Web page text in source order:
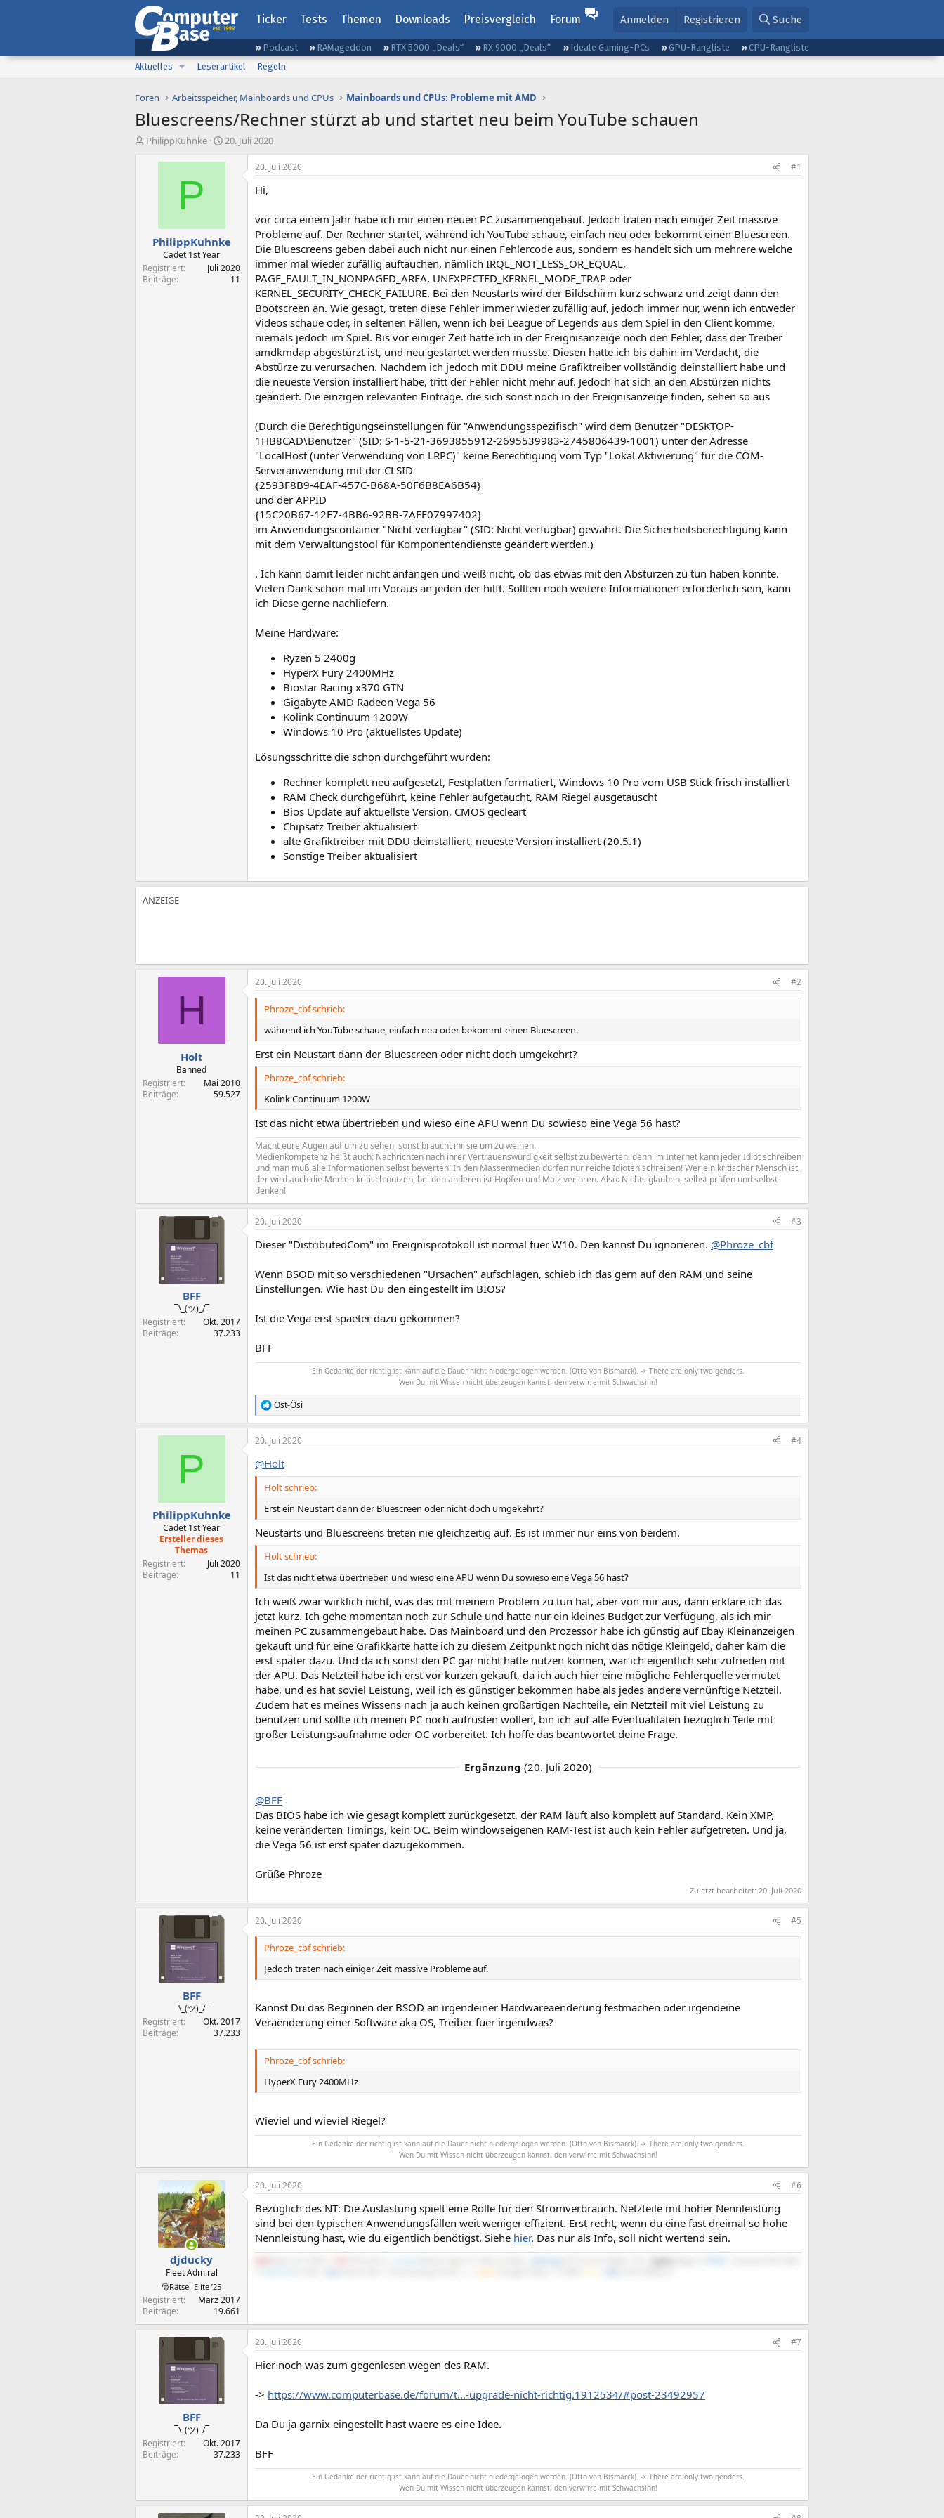
Ticker Tests Themen Downloads Preisvergleich Forum Anmelden Registrieren Suche
Podcast RAMageddon RTX 5000 „Deals“ RX 9000 „Deals“ Ideale Gaming-PCs GPU-Rangliste
CPU-Rangliste
Aktuelles
Leserartikel Regeln
Foren Arbeitsspeicher, Mainboards und CPUs Mainboards und CPUs: Probleme mit AMD
Bluescreens/Rechner stürzt ab und startet neu beim YouTube schauen
E
PhilippKuhnke
E
s
t
a
20. Juli 2020
P
PhilippKuhnke
Cadet 1st Year
Registriert
Juli 2020
Beiträge
11
20. Juli 2020 #1
Hi,
vor circa einem Jahr habe ich mir einen neuen PC zusammengebaut. Jedoch traten nach einiger Zeit massive
Probleme auf. Der Rechner startet, während ich YouTube schaue, einfach neu oder bekommt einen Bluescreen.
Die Bluescreens geben dabei auch nicht nur einen Fehlercode aus, sondern es handelt sich um mehrere welche
immer mal wieder zufällig auftauchen, nämlich IRQL_NOT_LESS_OR_EQUAL,
PAGE_FAULT_IN_NONPAGED_AREA, UNEXPECTED_KERNEL_MODE_TRAP oder
KERNEL_SECURITY_CHECK_FAILURE. Bei den Neustarts wird der Bildschirm kurz schwarz und zeigt dann den
Bootscreen an. Wie gesagt, treten diese Fehler immer wieder zufällig auf, jedoch immer nur, wenn ich entweder
Videos schaue oder, in seltenen Fällen, wenn ich bei League of Legends aus dem Spiel in den Client komme,
niemals jedoch im Spiel. Bis vor einiger Zeit hatte ich in der Ereignisanzeige noch den Fehler, dass der Treiber
amdkmdap abgestürzt ist, und neu gestartet werden musste. Diesen hatte ich bis dahin im Verdacht, die
Abstürze zu verursachen. Nachdem ich jedoch mit DDU meine Grafiktreiber vollständig deinstalliert habe und
die neueste Version installiert habe, tritt der Fehler nicht mehr auf. Jedoch hat sich an den Abstürzen nichts
geändert. Die einzigen relevanten Einträge. die sich sonst noch in der Ereignisanzeige finden, sehen so aus
(Durch die Berechtigungseinstellungen für "Anwendungsspezifisch" wird dem Benutzer "DESKTOP-
1HB8CAD\Benutzer" (SID: S-1-5-21-3693855912-2695539983-2745806439-1001) unter der Adresse
"LocalHost (unter Verwendung von LRPC)" keine Berechtigung vom Typ "Lokal Aktivierung" für die COM-
Serveranwendung mit der CLSID
{2593F8B9-4EAF-457C-B68A-50F6B8EA6B54}
und der APPID
{15C20B67-12E7-4BB6-92BB-7AFF07997402}
im Anwendungscontainer "Nicht verfügbar" (SID: Nicht verfügbar) gewährt. Die Sicherheitsberechtigung kann
mit dem Verwaltungstool für Komponentendienste geändert werden.)
. Ich kann damit leider nicht anfangen und weiß nicht, ob das etwas mit den Abstürzen zu tun haben könnte.
Vielen Dank schon mal im Voraus an jeden der hilft. Sollten noch weitere Informationen erforderlich sein, kann
ich Diese gerne nachliefern.
Meine Hardware:
Ryzen 5 2400g
HyperX Fury 2400MHz
Biostar Racing x370 GTN
Gigabyte AMD Radeon Vega 56
Kolink Continuum 1200W
Windows 10 Pro (aktuellstes Update)
Lösungsschritte die schon durchgeführt wurden:
Rechner komplett neu aufgesetzt, Festplatten formatiert, Windows 10 Pro vom USB Stick frisch installiert
RAM Check durchgeführt, keine Fehler aufgetaucht, RAM Riegel ausgetauscht
Bios Update auf aktuellste Version, CMOS gecleart
Chipsatz Treiber aktualisiert
alte Grafiktreiber mit DDU deinstalliert, neueste Version installiert (20.5.1)
Sonstige Treiber aktualisiert
H
Holt
Banned
Registriert
Mai 2010
Beiträge
59.527
20. Juli 2020 #2
Phroze_cbf schrieb:
während ich YouTube schaue, einfach neu oder bekommt einen Bluescreen.
Erst ein Neustart dann der Bluescreen oder nicht doch umgekehrt?
Phroze_cbf schrieb:
Kolink Continuum 1200W
Ist das nicht etwa übertrieben und wieso eine APU wenn Du sowieso eine Vega 56 hast?
Macht eure Augen auf um zu sehen, sonst braucht ihr sie um zu weinen.
Medienkompetenz heißt auch: Nachrichten nach ihrer Vertrauenswürdigkeit selbst zu bewerten, denn im Internet kann jeder Idiot schreiben
und man muß alle Informationen selbst bewerten! In den Massenmedien dürfen nur reiche Idioten schreiben! Wer ein kritischer Mensch ist,
der wird auch die Medien kritisch nutzen, bei den anderen ist Hopfen und Malz verloren. Also: Nichts glauben, selbst prüfen und selbst
denken!
BFF
¯\_(ツ)_/¯
Registriert
Okt. 2017
Beiträge
37.233
20. Juli 2020 #3
Dieser "DistributedCom" im Ereignisprotokoll ist normal fuer W10. Den kannst Du ignorieren. @Phroze_cbf
Wenn BSOD mit so verschiedenen "Ursachen" aufschlagen, schieb ich das gern auf den RAM und seine
Einstellungen. Wie hast Du den eingestellt im BIOS?
Ist die Vega erst spaeter dazu gekommen?
BFF
Ein Gedanke der richtig ist kann auf die Dauer nicht niedergelogen werden. (Otto von Bismarck). -> There are only two genders.
Wen Du mit Wissen nicht überzeugen kannst, den verwirre mit Schwachsinn!
R
e
a
k
i
o
:
Ost-Ösi
P
PhilippKuhnke
Cadet 1st Year
Ersteller dieses
Themas
Registriert
Juli 2020
Beiträge
11
20. Juli 2020 #4
@Holt
Holt schrieb:
Erst ein Neustart dann der Bluescreen oder nicht doch umgekehrt?
Neustarts und Bluescreens treten nie gleichzeitig auf. Es ist immer nur eins von beidem.
Holt schrieb:
Ist das nicht etwa übertrieben und wieso eine APU wenn Du sowieso eine Vega 56 hast?
Ich weiß zwar wirklich nicht, was das mit meinem Problem zu tun hat, aber von mir aus, dann erkläre ich das
jetzt kurz. Ich gehe momentan noch zur Schule und hatte nur ein kleines Budget zur Verfügung, als ich mir
meinen PC zusammengebaut habe. Das Mainboard und den Prozessor habe ich günstig auf Ebay Kleinanzeigen
gekauft und für eine Grafikkarte hatte ich zu diesem Zeitpunkt noch nicht das nötige Kleingeld, daher kam die
erst später dazu. Und da ich sonst den PC gar nicht hätte nutzen können, war ich eigentlich sehr zufrieden mit
der APU. Das Netzteil habe ich erst vor kurzen gekauft, da ich auch hier eine mögliche Fehlerquelle vermutet
habe, und es hat soviel Leistung, weil ich es günstiger bekommen habe als jedes andere vernünftige Netzteil.
Zudem hat es meines Wissens nach ja auch keinen großartigen Nachteile, ein Netzteil mit viel Leistung zu
benutzen und sollte ich meinen PC noch aufrüsten wollen, bin ich auf alle Eventualitäten bezüglich Teile mit
großer Leistungsaufnahme oder OC vorbereitet. Ich hoffe das beantwortet deine Frage.
Ergänzung (20. Juli 2020)
@BFF
Das BIOS habe ich wie gesagt komplett zurückgesetzt, der RAM läuft also komplett auf Standard. Kein XMP,
keine veränderten Timings, kein OC. Beim windowseigenen RAM-Test ist auch kein Fehler aufgetreten. Und ja,
die Vega 56 ist erst später dazugekommen.
Grüße Phroze
Zuletzt bearbeitet: 20. Juli 2020
BFF
¯\_(ツ)_/¯
Registriert
Okt. 2017
Beiträge
37.233
20. Juli 2020 #5
Phroze_cbf schrieb:
Jedoch traten nach einiger Zeit massive Probleme auf.
Kannst Du das Beginnen der BSOD an irgendeiner Hardwareaenderung festmachen oder irgendeine
Veraenderung einer Software aka OS, Treiber fuer irgendwas?
Phroze_cbf schrieb:
HyperX Fury 2400MHz
Wieviel und wieviel Riegel?
Ein Gedanke der richtig ist kann auf die Dauer nicht niedergelogen werden. (Otto von Bismarck). -> There are only two genders.
Wen Du mit Wissen nicht überzeugen kannst, den verwirre mit Schwachsinn!
djducky
Fleet Admiral
🎅Rätsel-Elite ’25
Registriert
März 2017
Beiträge
19.661
20. Juli 2020 #6
Bezüglich des NT: Die Auslastung spielt eine Rolle für den Stromverbrauch. Netzteile mit hoher Nennleistung
sind bei den typischen Anwendungsfällen weit weniger effizient. Erst recht, wenn du eine fast dreimal so hohe
Nennleistung hast, wie du eigentlich benötigst. Siehe hier. Das nur als Info, soll nicht wertend sein.
BFF
¯\_(ツ)_/¯
Registriert
Okt. 2017
Beiträge
37.233
20. Juli 2020 #7
Hier noch was zum gegenlesen wegen des RAM.
-> https://www.computerbase.de/forum/t...-upgrade-nicht-richtig.1912534/#post-23492957
Da Du ja garnix eingestellt hast waere es eine Idee.
BFF
Ein Gedanke der richtig ist kann auf die Dauer nicht niedergelogen werden. (Otto von Bismarck). -> There are only two genders.
Wen Du mit Wissen nicht überzeugen kannst, den verwirre mit Schwachsinn!